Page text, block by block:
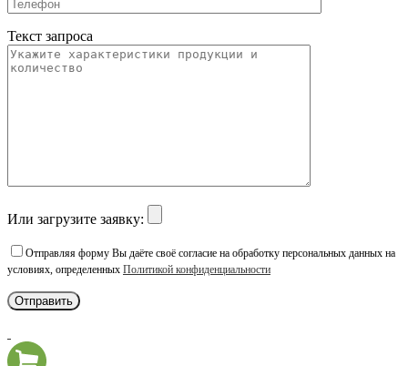
Текст запроса
Или загрузите заявку:
Отправляя форму Вы даёте своё согласие на обработку персональных данных на
условиях, определенных Политикой конфиденциальности